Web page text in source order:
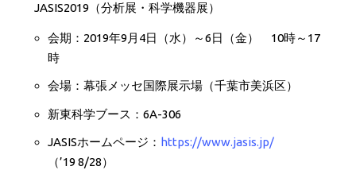
JASIS2019（分析展・科学機器展）
会期：2019年9月4日（水）～6日（金） 10時～17
時
会場：幕張メッセ国際展示場（千葉市美浜区）
新東科学ブース：6A-306
JASISホームページ： https://www.jasis.jp/
（’19 8/28）